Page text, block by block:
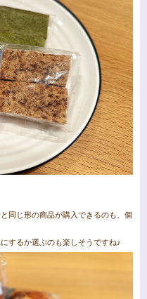
同じ形の商品が購入できるのも、個
するか選ぶのも楽しそうですね♪